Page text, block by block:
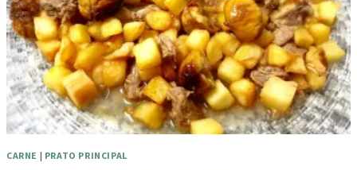
CARNE | PRATO PRINCIPAL